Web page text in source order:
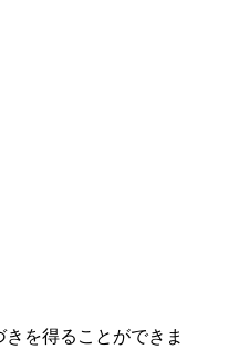
を得ることができま